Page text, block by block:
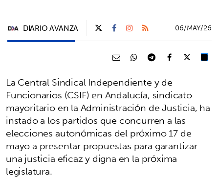
DIARIO AVANZA 06/MAY/26
La Central Sindical Independiente y de
Funcionarios (CSIF) en Andalucía, sindicato
mayoritario en la Administración de Justicia, ha
instado a los partidos que concurren a las
elecciones autonómicas del próximo 17 de
mayo a presentar propuestas para garantizar
una justicia eficaz y digna en la próxima
legislatura.